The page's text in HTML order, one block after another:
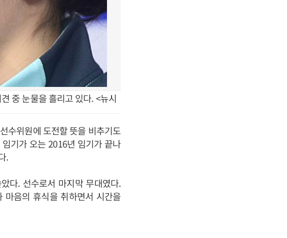
중 눈물을 흘리고 있다. <뉴시
수위원에 도전할 뜻을 비추기도
기가 오는 2016년 임기가 끝나
.
다. 선수로서 마지막 무대였다.
마음의 휴식을 취하면서 시간을